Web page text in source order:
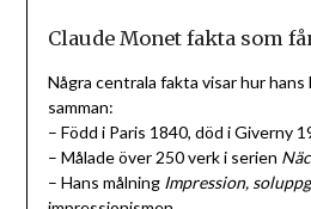
Claude Monet fakta som
Några centrala fakta visar hur
samman:
– Född i Paris 1840, död i Giverny
– Målade över 250 verk i serien
– Hans målning Impression,